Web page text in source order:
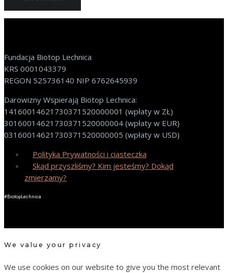
Fundacja Biotop Lechnica
KRS 0001043379
REGON 525736140 NIP 6762645939
Darowizny Wspierają Biotop Lechnica:
14160014621730371520000001 (wpłaty w ZŁ)
30160014621730371520000004 (wpłaty w EUR)
03160014621730371520000005 (wpłaty w USD)
Polityka Prywatności i ciasteczka
Skąd przyszliśmy? Kim jesteśmy? Dokąd
zmierzamy?
#BiotopLechnica
We value your privacy
We use cookies on our website to give you the most relevant